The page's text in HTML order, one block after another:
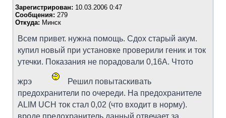
Зарегистрирован: 10.03.2006 0:47
Сообщения: 279
Откуда: Минск
Всем привет. нужна помощь. Сдох старый акум.
купил новый при установке проверили геник и ток
утечки. Показания не порадовали 0,16А. Чтото
жрэ
Решил повытаскивать
предохранители по очереди. На предохранителе
ALIM UCH ток стал 0,02 (что входит в норму).
вроде предохранитель данный отвечает за